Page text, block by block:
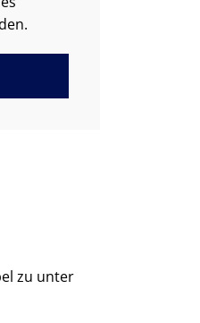
zu unter